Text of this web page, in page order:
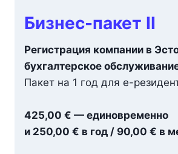
Бизнес-пакет II
Регистрация компании в
бухгалтерское
Пакет на 1 год для e-
425,00 € — единовременно
и 250,00 € в год / 90,00 € в